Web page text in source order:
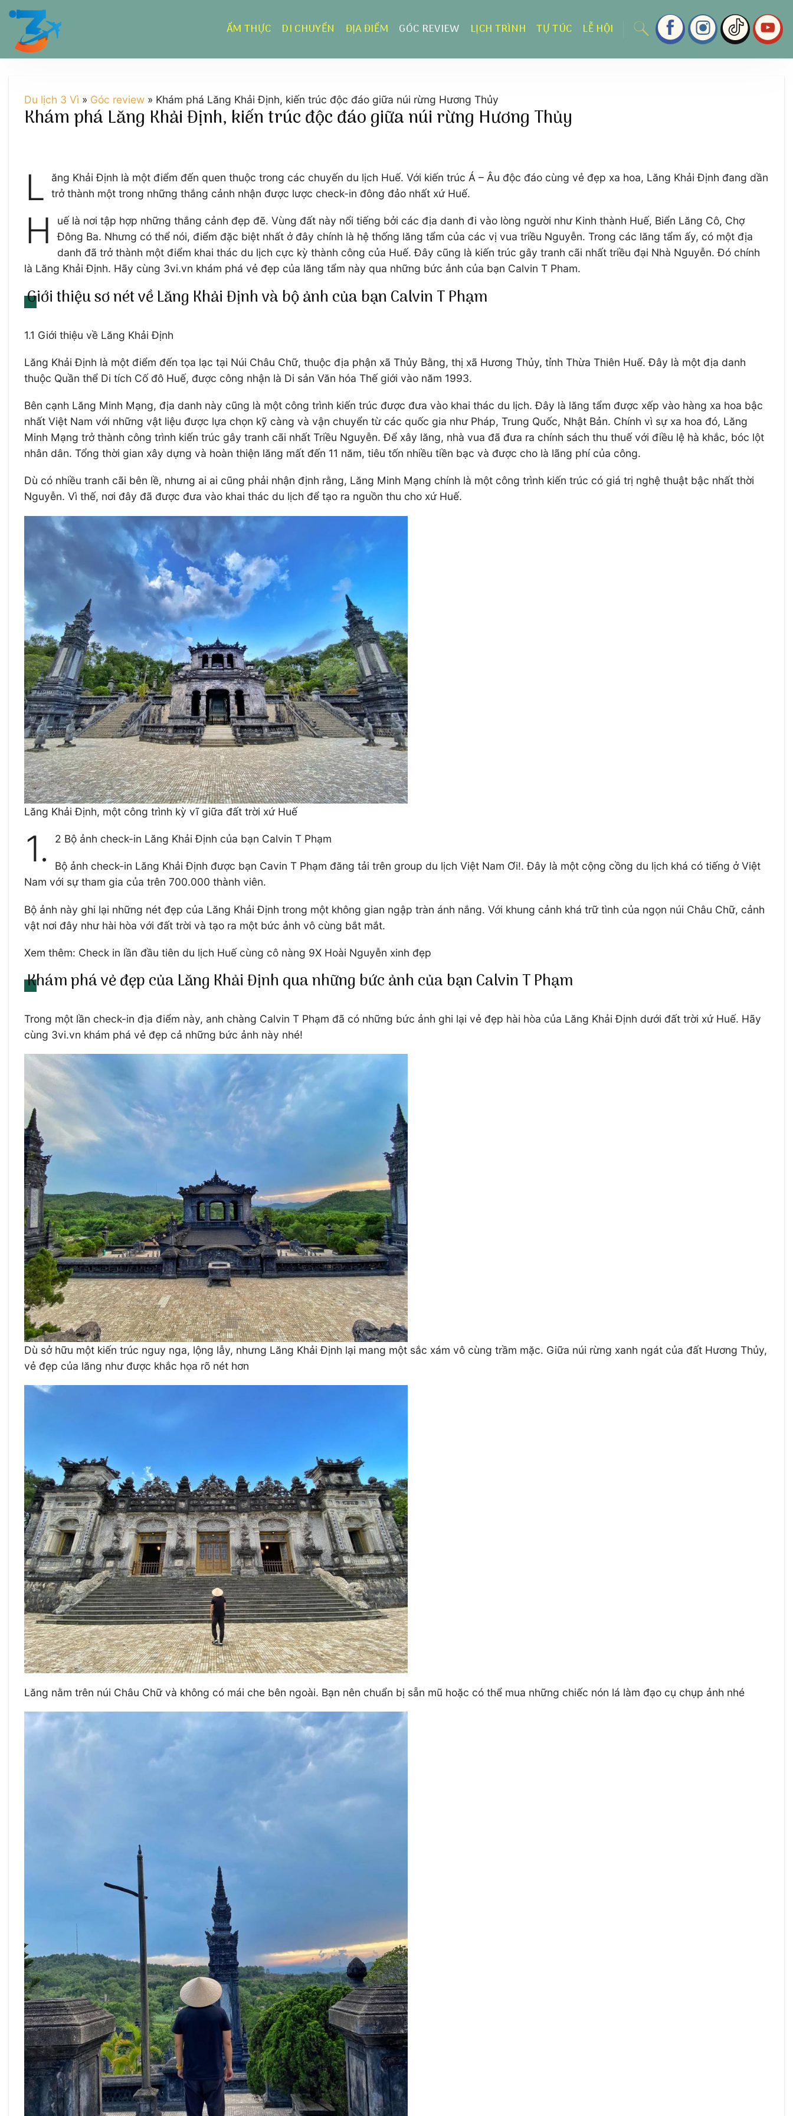
Chuyển
dung
ẨM THỰC DI CHUYỂN ĐỊA ĐIỂM GÓC REVIEW LỊCH TRÌNH TỰ TÚC LỄ HỘI
Du lịch 3 Vì » Góc review » Khám phá Lăng Khải Định, kiến trúc độc đáo giữa núi rừng Hương Thủy
Khám phá Lăng Khải Định, kiến trúc độc đáo giữa núi rừng Hương Thủy
L
ăng Khải Định là một điểm đến quen thuộc trong các chuyến du lịch Huế. Với kiến trúc Á – Âu độc đáo cùng vẻ đẹp xa hoa, Lăng Khải Định đang dần
trở thành một trong những thắng cảnh nhận được lược check-in đông đảo nhất xứ Huế.
H
uế là nơi tập hợp những thắng cảnh đẹp đẽ. Vùng đất này nổi tiếng bởi các địa danh đi vào lòng người như Kinh thành Huế, Biển Lăng Cô, Chợ
Đông Ba. Nhưng có thể nói, điểm đặc biệt nhất ở đây chính là hệ thống lăng tẩm của các vị vua triều Nguyễn. Trong các lăng tẩm ấy, có một địa
danh đã trở thành một điểm khai thác du lịch cực kỳ thành công của Huế. Đây cũng là kiến trúc gây tranh cãi nhất triều đại Nhà Nguyễn. Đó chính
là Lăng Khải Định. Hãy cùng 3vi.vn khám phá vẻ đẹp của lăng tẩm này qua những bức ảnh của bạn Calvin T Pham.
Giới thiệu sơ nét về Lăng Khải Định và bộ ảnh của bạn Calvin T Phạm
1.1 Giới thiệu về Lăng Khải Định
Lăng Khải Định là một điểm đến tọa lạc tại Núi Châu Chữ, thuộc địa phận xã Thủy Bằng, thị xã Hương Thủy, tỉnh Thừa Thiên Huế. Đây là một địa danh
thuộc Quần thể Di tích Cố đô Huế, được công nhận là Di sản Văn hóa Thế giới vào năm 1993.
Bên cạnh Lăng Minh Mạng, địa danh này cũng là một công trình kiến trúc được đưa vào khai thác du lịch. Đây là lăng tẩm được xếp vào hàng xa hoa bậc
nhất Việt Nam với những vật liệu được lựa chọn kỹ càng và vận chuyển từ các quốc gia như Pháp, Trung Quốc, Nhật Bản. Chính vì sự xa hoa đó, Lăng
Minh Mạng trở thành công trình kiến trúc gây tranh cãi nhất Triều Nguyễn. Để xây lăng, nhà vua đã đưa ra chính sách thu thuế với điều lệ hà khắc, bóc lột
nhân dân. Tổng thời gian xây dựng và hoàn thiện lăng mất đến 11 năm, tiêu tốn nhiều tiền bạc và được cho là lãng phí của công.
Dù có nhiều tranh cãi bên lề, nhưng ai ai cũng phải nhận định rằng, Lăng Minh Mạng chính là một công trình kiến trúc có giá trị nghệ thuật bậc nhất thời
Nguyễn. Vì thế, nơi đây đã được đưa vào khai thác du lịch để tạo ra nguồn thu cho xứ Huế.
Lăng Khải Định, một công trình kỳ vĩ giữa đất trời xứ Huế
1. 2 Bộ ảnh check-in Lăng Khải Định của bạn Calvin T Phạm
Bộ ảnh check-in Lăng Khải Định được bạn Cavin T Phạm đăng tải trên group du lịch Việt Nam Ơi!. Đây là một cộng cồng du lịch khá có tiếng ở Việt
Nam với sự tham gia của trên 700.000 thành viên.
Bộ ảnh này ghi lại những nét đẹp của Lăng Khải Định trong một không gian ngập tràn ánh nắng. Với khung cảnh khá trữ tình của ngọn núi Châu Chữ, cảnh
vật nơi đây như hài hòa với đất trời và tạo ra một bức ảnh vô cùng bắt mắt.
Xem thêm: Check in lần đầu tiên du lịch Huế cùng cô nàng 9X Hoài Nguyễn xinh đẹp
Khám phá vẻ đẹp của Lăng Khải Định qua những bức ảnh của bạn Calvin T Phạm
Trong một lần check-in địa điểm này, anh chàng Calvin T Phạm đã có những bức ảnh ghi lại vẻ đẹp hài hòa của Lăng Khải Định dưới đất trời xứ Huế. Hãy
cùng 3vi.vn khám phá vẻ đẹp cả những bức ảnh này nhé!
Dù sở hữu một kiến trúc nguy nga, lộng lẫy, nhưng Lăng Khải Định lại mang một sắc xám vô cùng trầm mặc. Giữa núi rừng xanh ngát của đất Hương Thủy,
vẻ đẹp của lăng như được khắc họa rõ nét hơn
Lăng nằm trên núi Châu Chữ và không có mái che bên ngoài. Bạn nên chuẩn bị sẵn mũ hoặc có thể mua những chiếc nón lá làm đạo cụ chụp ảnh nhé